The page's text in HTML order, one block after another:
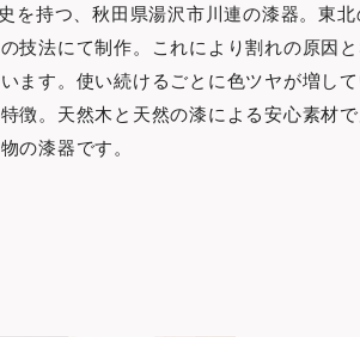
を持つ、秋田県湯沢市川連の漆器。東
技法にて制作。これにより割れの原因
ます。使い続けるごとに色ツヤが増し
徴。天然木と天然の漆による安心素材
の漆器です。